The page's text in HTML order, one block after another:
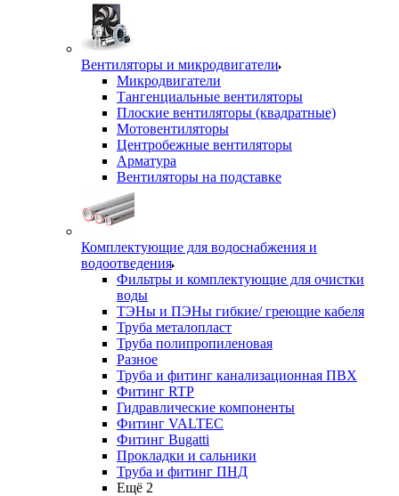
Вентиляторы и микродвигатели
Микродвигатели
Тангенциальные вентиляторы
Плоские вентиляторы (квадратные)
Мотовентиляторы
Центробежные вентиляторы
Арматура
Вентиляторы на подставке
Комплектующие для водоснабжения и
водоотведения
Фильтры и комплектующие для очистки
воды
ТЭНы и ПЭНы гибкие/ греющие кабеля
Труба металопласт
Труба полипропиленовая
Разное
Труба и фитинг канализационная ПВХ
Фитинг RTP
Гидравлические компоненты
Фитинг VALTEC
Фитинг Bugatti
Прокладки и сальники
Труба и фитинг ПНД
Ещё 2